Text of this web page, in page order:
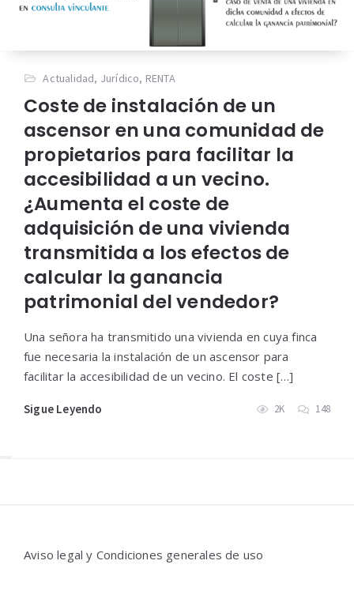
Actualidad, Jurídico, RENTA
Coste de instalación de un
ascensor en una comunidad de
propietarios para facilitar la
accesibilidad a un vecino.
¿Aumenta el coste de
adquisición de una vivienda
transmitida a los efectos de
calcular la ganancia
patrimonial del vendedor?
Una señora ha transmitido una vivienda en cuya finca
fue necesaria la instalación de un ascensor para
facilitar la accesibilidad de un vecino. El coste […]
Sigue Leyendo 2K 148
Aviso legal y Condiciones generales de uso